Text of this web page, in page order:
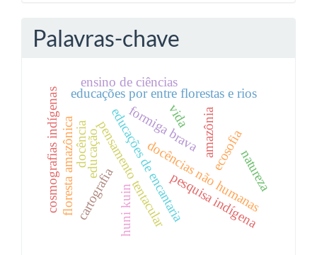
Palavras-chave
formiga brava amazônia
educações de encantaria
docências não humanas
educaçãopensamento tentacular
educações por entre florestas e rios
docência
vida
ensino de ciências
ecosofia
cartografia pesquisa indígena
huni kuin
cosmografias indígenasfloresta amazônica natureza